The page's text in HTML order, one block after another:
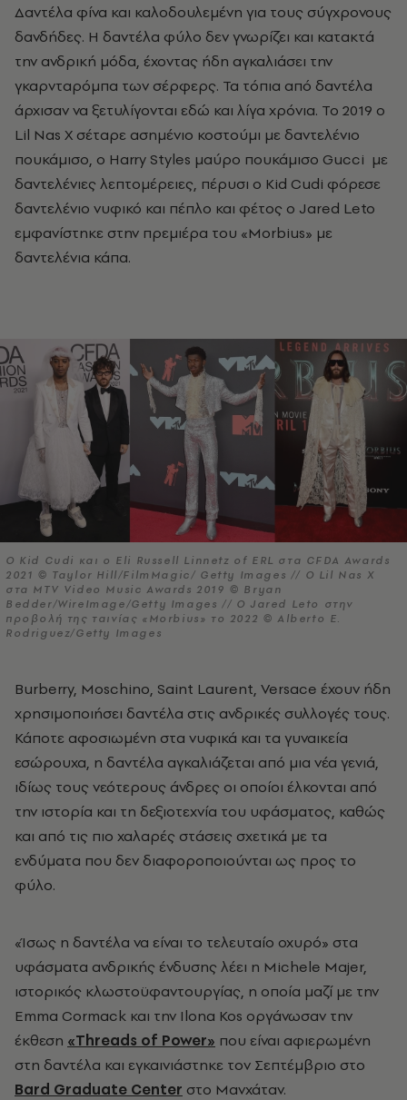
Δαντέλα φίνα και καλοδουλεμένη για τους σύγχρονους
δανδήδες. Η δαντέλα φύλο δεν γνωρίζει και κατακτά
την ανδρική μόδα, έχοντας ήδη αγκαλιάσει την
γκαρνταρόμπα των σέρφερς. Τα τόπια από δαντέλα
άρχισαν να ξετυλίγονται εδώ και λίγα χρόνια. Το 2019 ο
Lil Nas X σέταρε ασημένιο κοστούμι με δαντελένιο
πουκάμισο, ο Harry Styles μαύρο πουκάμισο Gucci με
δαντελένιες λεπτομέρειες, πέρυσι ο Kid Cudi φόρεσε
δαντελένιο νυφικό και πέπλο και φέτος ο Jared Leto
εμφανίστηκε στην πρεμιέρα του «Morbius» με
δαντελένια κάπα.
O Kid Cudi και ο Eli Russell Linnetz of ERL στα CFDA Awards
2021 © Taylor Hill/FilmMagic/ Getty Images // Ο Lil Nas X
στα MTV Video Music Awards 2019 © Bryan
Bedder/WireImage/Getty Images // Ο Jared Leto στην
προβολή της ταινίας «Morbius» το 2022 © Alberto E.
Rodriguez/Getty Images
Burberry, Moschino, Saint Laurent, Versace έχουν ήδη
χρησιμοποιήσει δαντέλα στις ανδρικές συλλογές τους.
Κάποτε αφοσιωμένη στα νυφικά και τα γυναικεία
εσώρουχα, η δαντέλα αγκαλιάζεται από μια νέα γενιά,
ιδίως τους νεότερους άνδρες οι οποίοι έλκονται από
την ιστορία και τη δεξιοτεχνία του υφάσματος, καθώς
και από τις πιο χαλαρές στάσεις σχετικά με τα
ενδύματα που δεν διαφοροποιούνται ως προς το
φύλο.
«Ίσως η δαντέλα να είναι το τελευταίο οχυρό» στα
υφάσματα ανδρικής ένδυσης λέει η Michele Majer,
ιστορικός κλωστοϋφαντουργίας, η οποία μαζί με την
Emma Cormack και την Ilona Kos οργάνωσαν την
έκθεση «Threads of Power» που είναι αφιερωμένη
στη δαντέλα και εγκαινιάστηκε τον Σεπτέμβριο στο
Bard Graduate Center στο Μανχάταν.